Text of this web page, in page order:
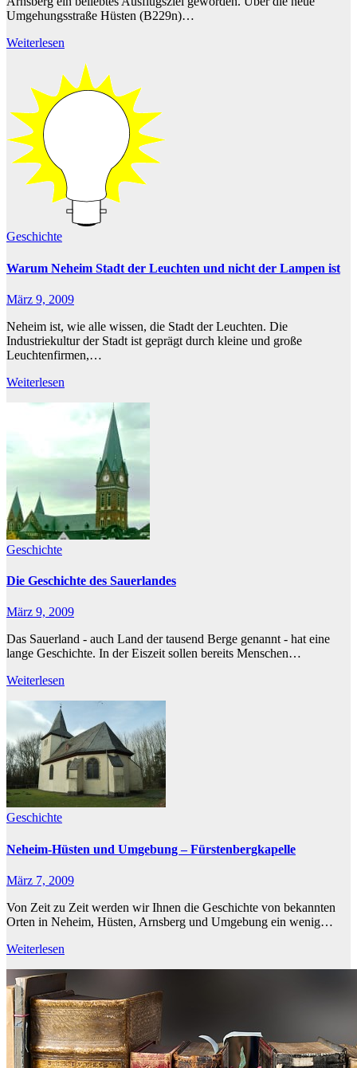
Umgehungsstraße Hüsten (B229n)…
Weiterlesen
Geschichte
Warum Neheim Stadt der Leuchten und nicht der Lampen ist
März 9, 2009
Neheim ist, wie alle wissen, die Stadt der Leuchten. Die
Industriekultur der Stadt ist geprägt durch kleine und große
Leuchtenfirmen,…
Weiterlesen
Geschichte
Die Geschichte des Sauerlandes
März 9, 2009
Das Sauerland - auch Land der tausend Berge genannt - hat eine
lange Geschichte. In der Eiszeit sollen bereits Menschen…
Weiterlesen
Geschichte
Neheim-Hüsten und Umgebung – Fürstenbergkapelle
März 7, 2009
Von Zeit zu Zeit werden wir Ihnen die Geschichte von bekannten
Orten in Neheim, Hüsten, Arnsberg und Umgebung ein wenig…
Weiterlesen